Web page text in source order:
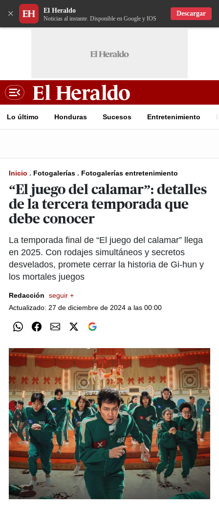
× El Heraldo
Noticias al instante. Disponible en Google y IOS
Descargar
Lo último Honduras Sucesos Entretenimiento
Inicio . Fotogalerías . Fotogalerías entretenimiento
“El juego del calamar”: detalles
de la tercera temporada que
debe conocer
La temporada final de “El juego del calamar” llega
en 2025. Con rodajes simultáneos y secretos
desvelados, promete cerrar la historia de Gi-hun y
los mortales juegos
Redacción
seguir +
Actualizado: 27 de diciembre de 2024 a las 00:00